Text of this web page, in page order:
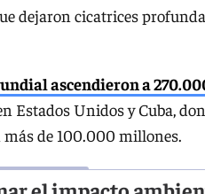
dejaron cicatrices
ascendieron a
Estados Unidos y Cuba,
más de 100.000 millones.